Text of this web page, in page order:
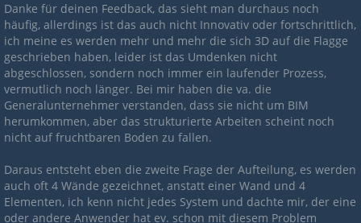
Danke für deinen Feedback, das sieht man durchaus noch
häufig, allerdings ist das auch nicht Innovativ oder fortschrittlich,
ich meine es werden mehr und mehr die sich 3D auf die Flagge
geschrieben haben, leider ist das Umdenken nicht
abgeschlossen, sondern noch immer ein laufender Prozess,
vermutlich noch länger. Bei mir haben die va. die
Generalunternehmer verstanden, dass sie nicht um BIM
herumkommen, aber das strukturierte Arbeiten scheint noch
nicht auf fruchtbaren Boden zu fallen.
Daraus entsteht eben die zweite Frage der Aufteilung, es werden
auch oft 4 Wände gezeichnet, anstatt einer Wand und 4
Elementen, ich kenn nicht jedes System und dachte mir, der eine
oder andere Anwender hat ev. schon mit diesem Problem